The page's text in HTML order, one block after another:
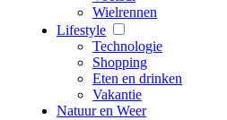
Wielrennen
Lifestyle
Technologie
Shopping
Eten en drinken
Vakantie
Natuur en Weer